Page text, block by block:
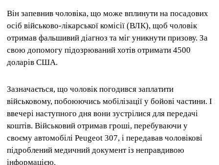
Він запевнив чоловіка, що може вплинути на посадових
осіб військово-лікарської комісії (ВЛК), щоб чоловік
отримав фальшивий діагноз та міг уникнути призову. За
свою допомогу підозрюваний хотів отримати 4500
доларів США.
Зазначається, що чоловік погодився заплатити
військовому, побоюючись мобілізації у бойові частини. І
ввечері наступного дня вони зустрілися для передачі
коштів. Військовий отримав гроші, перебуваючи у
своєму автомобілі Peugeot 307, і передавав чоловікові
підроблений медичний документ із неправдивою
інформацією.